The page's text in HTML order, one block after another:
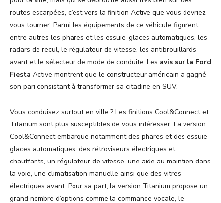
routes escarpées, c’est vers la finition Active que vous devriez
vous tourner. Parmi les équipements de ce véhicule figurent
entre autres les phares et les essuie-glaces automatiques, les
radars de recul, le régulateur de vitesse, les antibrouillards
avant et le sélecteur de mode de conduite. Les avis sur la Ford
Fiesta Active montrent que le constructeur américain a gagné
son pari consistant à transformer sa citadine en SUV.
Vous conduisez surtout en ville ? Les finitions Cool&Connect et
Titanium sont plus susceptibles de vous intéresser. La version
Cool&Connect embarque notamment des phares et des essuie-
glaces automatiques, des rétroviseurs électriques et
chauffants, un régulateur de vitesse, une aide au maintien dans
la voie, une climatisation manuelle ainsi que des vitres
électriques avant. Pour sa part, la version Titanium propose un
grand nombre d’options comme la commande vocale, le